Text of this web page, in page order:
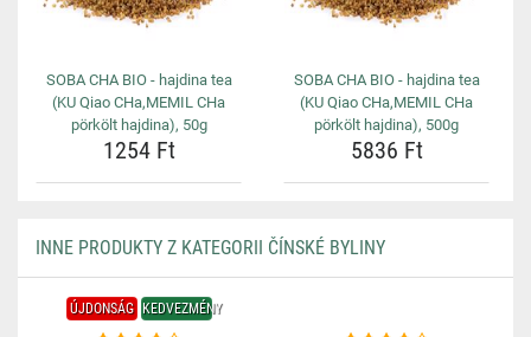
SOBA CHA BIO - hajdina tea
(KU Qiao CHa,MEMIL CHa
pörkölt hajdina), 50g
1254 Ft
SOBA CHA BIO - hajdina tea
(KU Qiao CHa,MEMIL CHa
pörkölt hajdina), 500g
5836 Ft
INNE PRODUKTY Z KATEGORII ČÍNSKÉ BYLINY
ÚJDONSÁG KEDVEZMÉNY